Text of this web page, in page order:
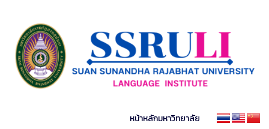
หน้าหลักมหาวิทยาลัย